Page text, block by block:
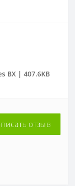
BX | 407.6KB
отзыв